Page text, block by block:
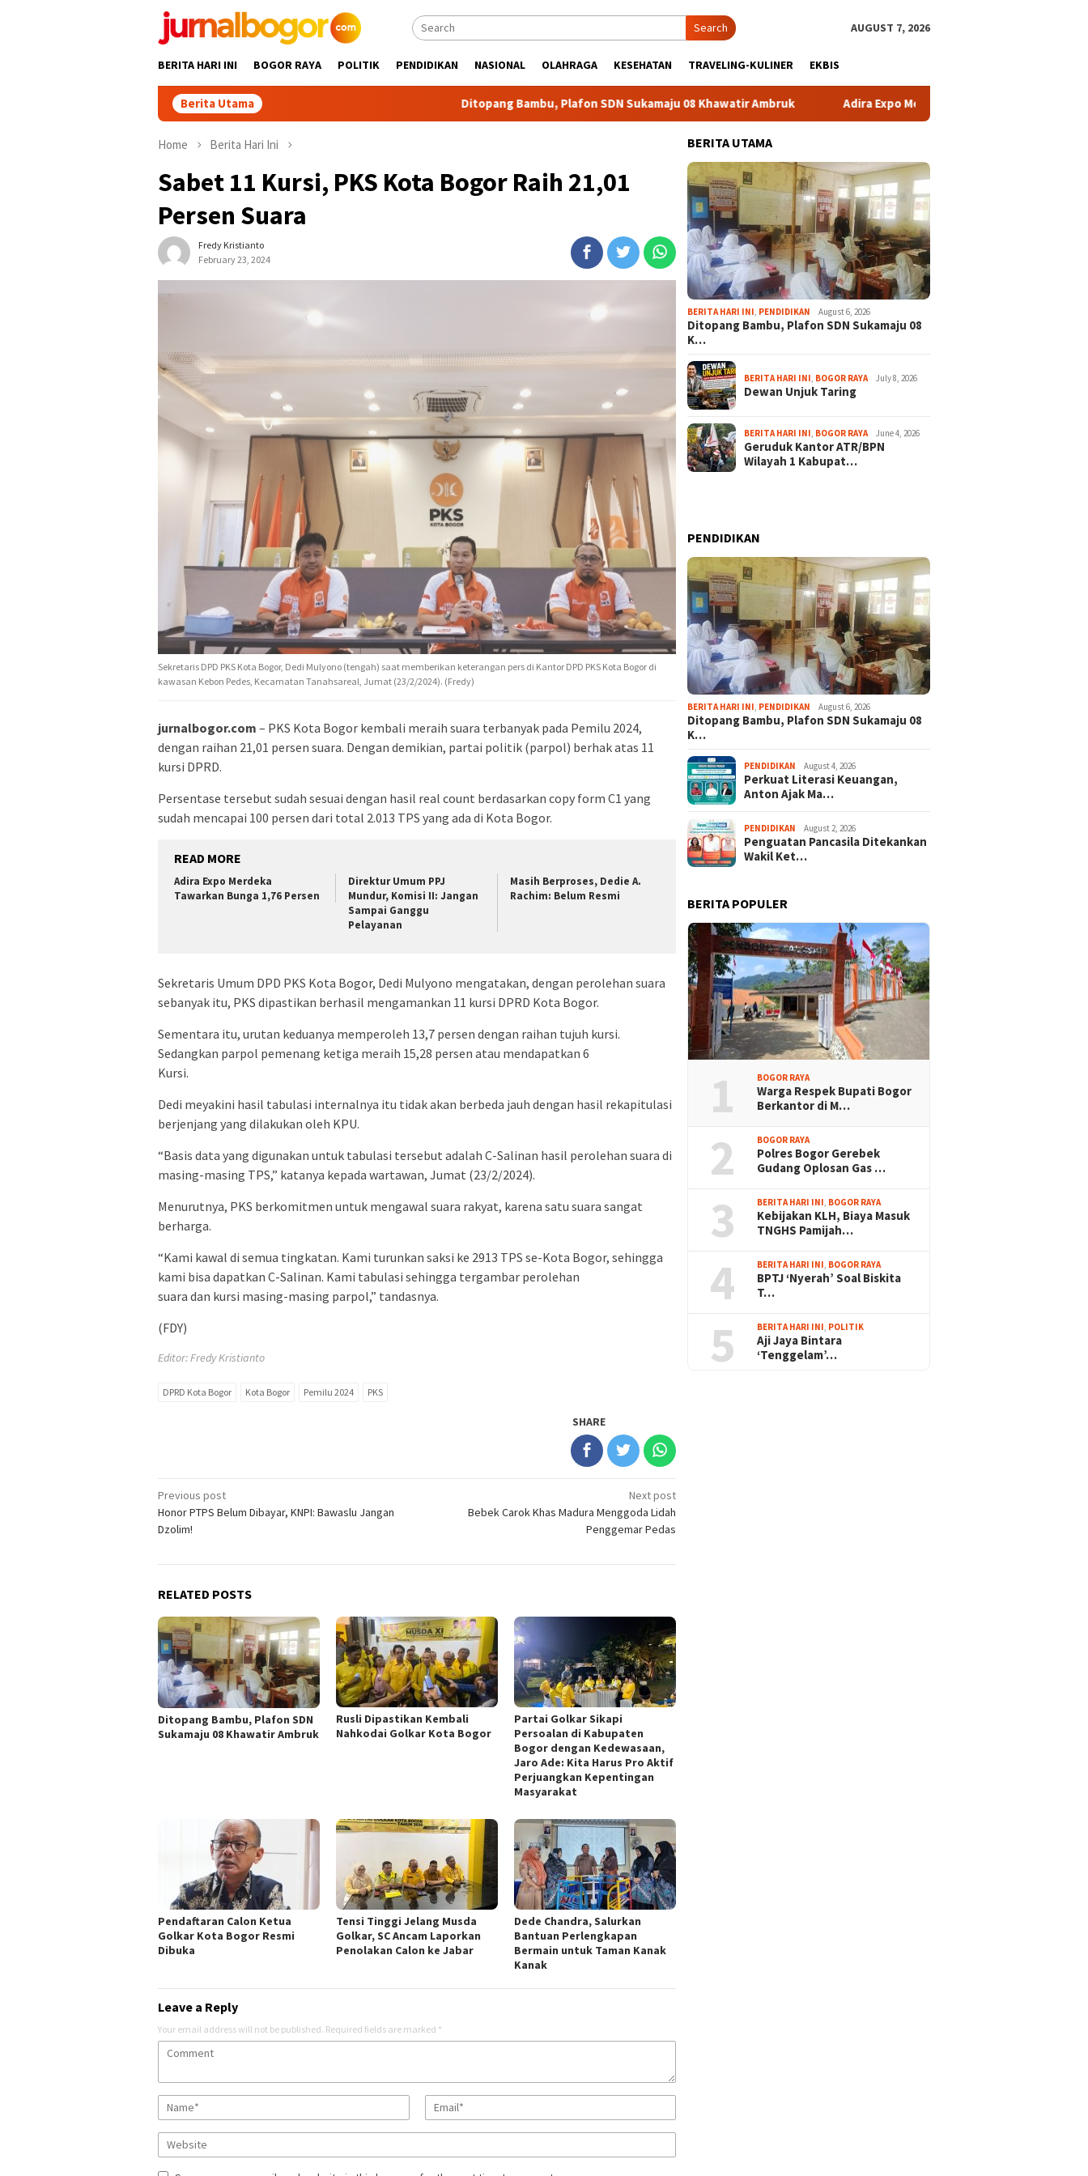
Search AUGUST 7, 2026
BERITA HARI INI BOGOR RAYA POLITIK PENDIDIKAN NASIONAL OLAHRAGA KESEHATAN TRAVELING-KULINER EKBIS
Berita Utama Ditopang Bambu, Plafon SDN Sukamaju 08 Khawatir Ambruk Adira Expo Merdeka Tawarkan Bunga 1,76 Persen
Home Berita Hari Ini
Sabet 11 Kursi, PKS Kota Bogor Raih 21,01
Persen Suara
Fredy Kristianto
February 23, 2024
Sekretaris DPD PKS Kota Bogor, Dedi Mulyono (tengah) saat memberikan keterangan pers di Kantor DPD PKS Kota Bogor di
kawasan Kebon Pedes, Kecamatan Tanahsareal, Jumat (23/2/2024). (Fredy)
jurnalbogor.com – PKS Kota Bogor kembali meraih suara terbanyak pada Pemilu 2024,
dengan raihan 21,01 persen suara. Dengan demikian, partai politik (parpol) berhak atas 11
kursi DPRD.
Persentase tersebut sudah sesuai dengan hasil real count berdasarkan copy form C1 yang
sudah mencapai 100 persen dari total 2.013 TPS yang ada di Kota Bogor.
READ MORE
Adira Expo Merdeka
Tawarkan Bunga 1,76 Persen
Direktur Umum PPJ
Mundur, Komisi II: Jangan
Sampai Ganggu
Pelayanan
Masih Berproses, Dedie A.
Rachim: Belum Resmi
Sekretaris Umum DPD PKS Kota Bogor, Dedi Mulyono mengatakan, dengan perolehan suara
sebanyak itu, PKS dipastikan berhasil mengamankan 11 kursi DPRD Kota Bogor.
Sementara itu, urutan keduanya memperoleh 13,7 persen dengan raihan tujuh kursi.
Sedangkan parpol pemenang ketiga meraih 15,28 persen atau mendapatkan 6
Kursi.
Dedi meyakini hasil tabulasi internalnya itu tidak akan berbeda jauh dengan hasil rekapitulasi
berjenjang yang dilakukan oleh KPU.
“Basis data yang digunakan untuk tabulasi tersebut adalah C-Salinan hasil perolehan suara di
masing-masing TPS,” katanya kepada wartawan, Jumat (23/2/2024).
Menurutnya, PKS berkomitmen untuk mengawal suara rakyat, karena satu suara sangat
berharga.
“Kami kawal di semua tingkatan. Kami turunkan saksi ke 2913 TPS se-Kota Bogor, sehingga
kami bisa dapatkan C-Salinan. Kami tabulasi sehingga tergambar perolehan
suara dan kursi masing-masing parpol,” tandasnya.
(FDY)
Editor: Fredy Kristianto
DPRD Kota Bogor Kota Bogor Pemilu 2024 PKS
SHARE
Post
navigation
Previous post
Honor PTPS Belum Dibayar, KNPI: Bawaslu Jangan
Dzolim!
Next post
Bebek Carok Khas Madura Menggoda Lidah
Penggemar Pedas
RELATED POSTS
Ditopang Bambu, Plafon SDN
Sukamaju 08 Khawatir Ambruk
Rusli Dipastikan Kembali
Nahkodai Golkar Kota Bogor
Partai Golkar Sikapi
Persoalan di Kabupaten
Bogor dengan Kedewasaan,
Jaro Ade: Kita Harus Pro Aktif
Perjuangkan Kepentingan
Masyarakat
Pendaftaran Calon Ketua
Golkar Kota Bogor Resmi
Dibuka
Tensi Tinggi Jelang Musda
Golkar, SC Ancam Laporkan
Penolakan Calon ke Jabar
Dede Chandra, Salurkan
Bantuan Perlengkapan
Bermain untuk Taman Kanak
Kanak
Leave a Reply
Your email address will not be published. Required fields are marked *
BERITA UTAMA
BERITA HARI INI PENDIDIKAN August 6, 2026
Ditopang Bambu, Plafon SDN Sukamaju 08
K…
BERITA HARI INI BOGOR RAYA July 8, 2026
Dewan Unjuk Taring
BERITA HARI INI BOGOR RAYA June 4, 2026
Geruduk Kantor ATR/BPN
Wilayah 1 Kabupat…
PENDIDIKAN
BERITA HARI INI PENDIDIKAN August 6, 2026
Ditopang Bambu, Plafon SDN Sukamaju 08
K…
PENDIDIKAN August 4, 2026
Perkuat Literasi Keuangan,
Anton Ajak Ma…
PENDIDIKAN August 2, 2026
Penguatan Pancasila Ditekankan
Wakil Ket…
BERITA POPULER
1 BOGOR RAYA
Warga Respek Bupati Bogor
Berkantor di M…
2 BOGOR RAYA
Polres Bogor Gerebek
Gudang Oplosan Gas …
3 BERITA HARI INI, BOGOR RAYA
Kebijakan KLH, Biaya Masuk
TNGHS Pamijah…
4 BERITA HARI INI, BOGOR RAYA
BPTJ ‘Nyerah’ Soal Biskita
T…
5 BERITA HARI INI, POLITIK
Aji Jaya Bintara
‘Tenggelam’…